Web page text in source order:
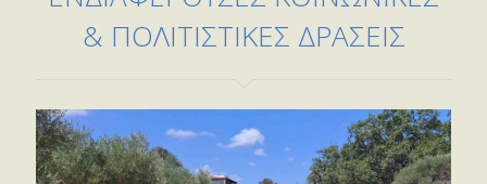
& ΠΟΛΙΤΙΣΤΙΚΕΣ ΔΡΑΣΕΙΣ